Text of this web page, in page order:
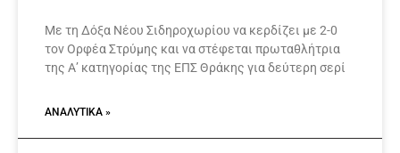
Με τη Δόξα Νέου Σιδηροχωρίου να κερδίζει με 2-0
τον Ορφέα Στρύμης και να στέφεται πρωταθλήτρια
της Α’ κατηγορίας της ΕΠΣ Θράκης για δεύτερη σερί
ΑΝΑΛΥΤΙΚΆ »